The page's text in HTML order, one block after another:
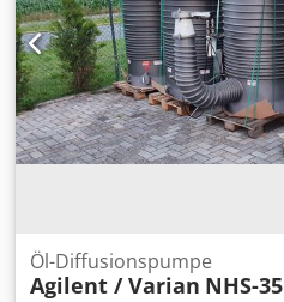
Öl-Diffusionspumpe
Agilent / Varian NHS-35